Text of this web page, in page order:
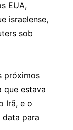
EUA,
israelense,
sob
próximos
que estava
Irã, e o
data para